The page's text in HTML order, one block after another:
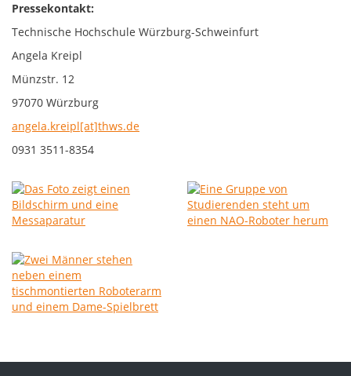
Pressekontakt:
Technische Hochschule Würzburg-Schweinfurt
Angela Kreipl
Münzstr. 12
97070 Würzburg
angela.kreipl[at]thws.de
0931 3511-8354